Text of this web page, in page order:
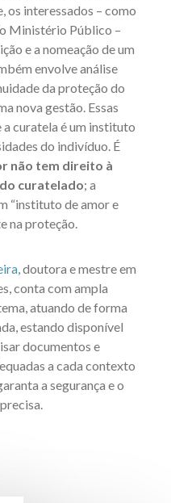
os interessados – como
Ministério Público –
e a nomeação de um
envolve análise
da proteção do
nova gestão. Essas
curatela é um instituto
do indivíduo. É
não tem direito à
curatelado; a
“instituto de amor e
na proteção.
, doutora e mestre em
conta com ampla
atuando de forma
estando disponível
documentos e
a cada contexto
a segurança e o